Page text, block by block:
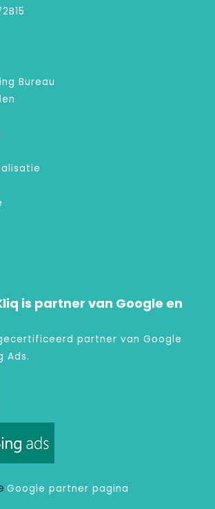
Bureau
is partner van Google en
partner van Google
Ads.
Google partner pagina